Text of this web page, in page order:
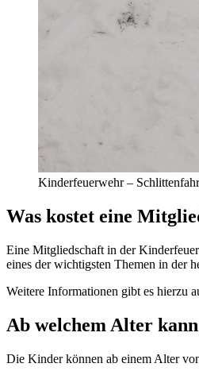
Kinderfeuerwehr –
Was kostet eine
Eine Mitgliedschaft in der
eines der wichtigsten Themen in der
Weitere Informationen gibt es hierzu
Ab welchem Alter
Die Kinder können ab einem Alter